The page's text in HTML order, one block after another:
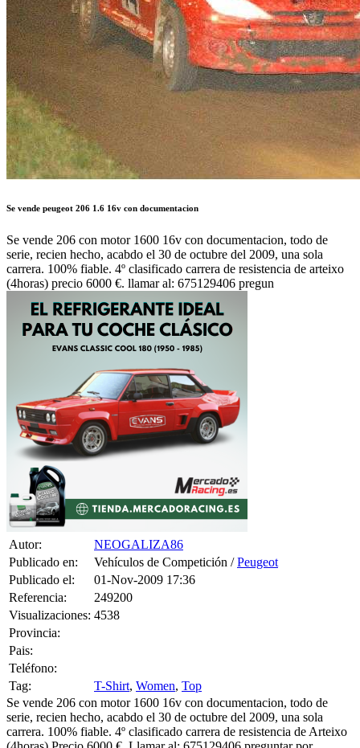
serie, recien hecho, acabdo el 30 de octubre del 2009, una sola
carrera. 100% fiable. 4º clasificado carrera de resistencia de arteixo
(4horas) precio 6000 €. llamar al: 675129406 pregun
Autor:
NEOGALIZA86
Publicado en:
Vehículos de Competición /
Publicado el:
01-Nov-2009 17:36
Referencia:
249200
Visualizaciones:
4538
Provincia:
Pais:
Teléfono:
Tag:
Se vende 206 con motor 1600 16v con documentacion, todo de
serie, recien hecho, acabdo el 30 de octubre del 2009, una sola
carrera. 100% fiable. 4º clasificado carrera de resistencia de Arteixo
(4horas) Precio 6000 €. Llamar al: 675129406 preguntar por
(David) a partir de las 18h